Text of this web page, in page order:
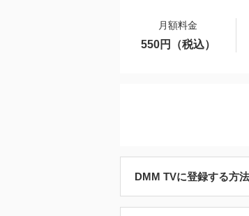
月額料金
550円（税込）
DMM TVに登録する方法